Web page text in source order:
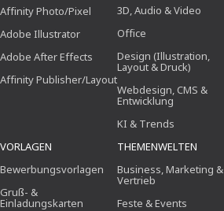
Affinity Photo/Pixel
Adobe Illustrator
Adobe After Effects
Affinity Publisher/Layout
3D, Audio & Video
Office
Design (Illustration,
Layout & Druck)
Webdesign, CMS &
Entwicklung
KI & Trends
VORLAGEN
Bewerbungsvorlagen
Gruß- &
Einladungskarten
THEMENWELTEN
Business, Marketing &
Vertrieb
Feste & Events